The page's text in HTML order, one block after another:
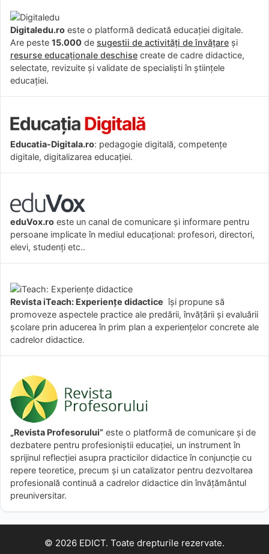
Digitaledu.ro este o platformă dedicată educației digitale.
Are peste 15.000 de sugestii de activități de învățare și
resurse educaționale deschise create de cadre didactice,
selectate, revizuite și validate de specialiști în științele
educației.
Educatia-Digitala.ro: pedagogie digitală, competențe
digitale, digitalizarea educației.
eduVox.ro este un canal de comunicare și informare pentru
persoane implicate în mediul educațional: profesori, directori,
elevi, studenți etc..
Revista iTeach: Experienţe didactice îşi propune să
promoveze aspectele practice ale predării, învăţării şi evaluării
şcolare prin aducerea în prim plan a experienţelor concrete ale
cadrelor didactice.
„Revista Profesorului” este o platformă de comunicare și de
dezbatere pentru profesioniștii educației, un instrument în
sprijinul reflecției asupra practicilor didactice în conjuncție cu
repere teoretice, precum și un catalizator pentru dezvoltarea
profesională continuă a cadrelor didactice din învățământul
preuniversitar.
© 2026 EDICT. Toate drepturile rezervate.